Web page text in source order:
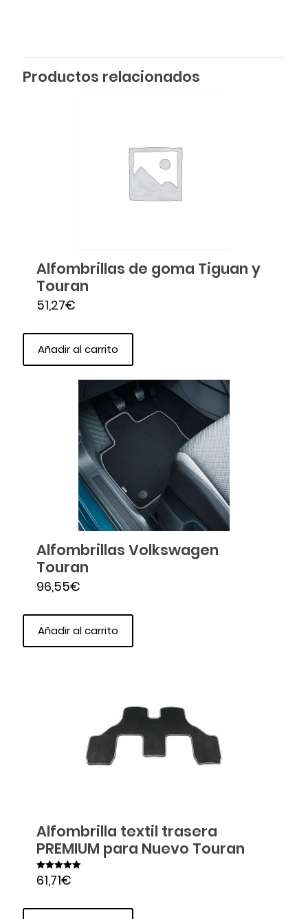
Productos relacionados
Alfombrillas de goma Tiguan y
Touran
51,27€
Añadir al carrito
Alfombrillas Volkswagen
Touran
96,55€
Añadir al carrito
Alfombrilla textil trasera
PREMIUM para Nuevo Touran
Valorado en
5.00
61,71€